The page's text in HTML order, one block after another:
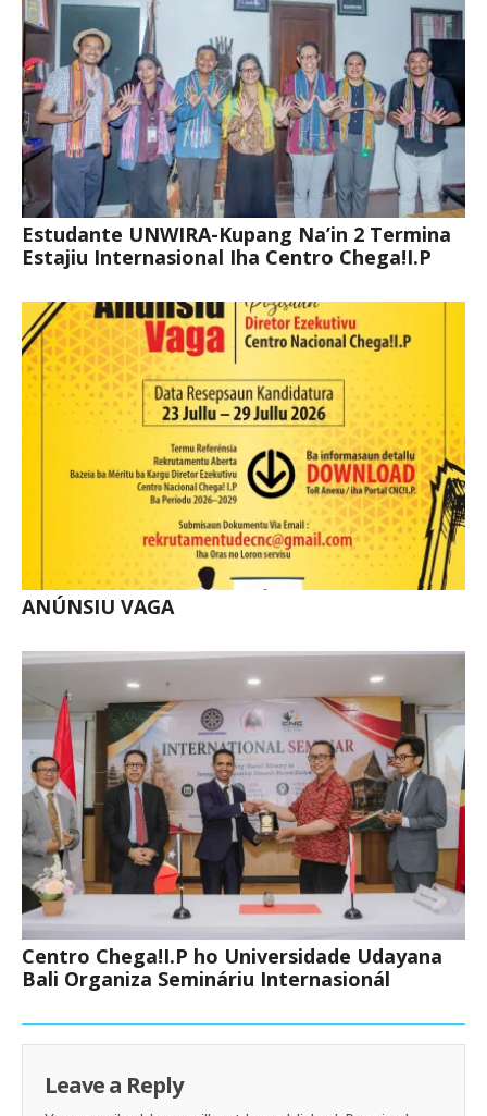
Estudante UNWIRA-Kupang Na’in 2 Termina
Estajiu Internasional Iha Centro Chega!I.P
ANÚNSIU VAGA
Centro Chega!I.P ho Universidade Udayana
Bali Organiza Semináriu Internasionál
Leave a Reply